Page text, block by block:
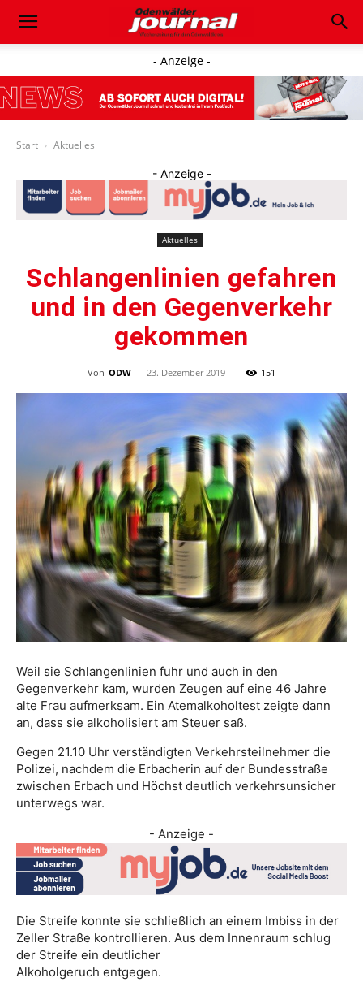
- Anzeige -
Start Aktuelles
- Anzeige -
Aktuelles
Schlangenlinien gefahren
und in den Gegenverkehr
gekommen
Von ODW - 23. Dezember 2019 151
Weil sie Schlangenlinien fuhr und auch in den
Gegenverkehr kam, wurden Zeugen auf eine 46 Jahre
alte Frau aufmerksam. Ein Atemalkoholtest zeigte dann
an, dass sie alkoholisiert am Steuer saß.
Gegen 21.10 Uhr verständigten Verkehrsteilnehmer die
Polizei, nachdem die Erbacherin auf der Bundesstraße
zwischen Erbach und Höchst deutlich verkehrsunsicher
unterwegs war.
- Anzeige -
Die Streife konnte sie schließlich an einem Imbiss in der
Zeller Straße kontrollieren. Aus dem Innenraum schlug
der Streife ein deutlicher
Alkoholgeruch entgegen.